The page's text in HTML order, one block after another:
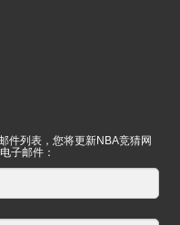
件列表，您将更新NBA竞猜网
子邮件：